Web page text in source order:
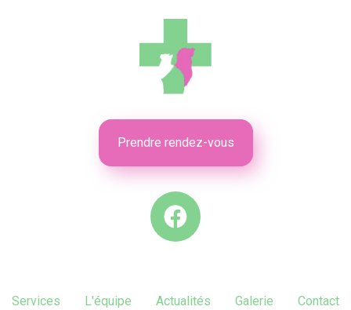
Prendre rendez-vous
Services L'équipe Actualités Galerie Contact